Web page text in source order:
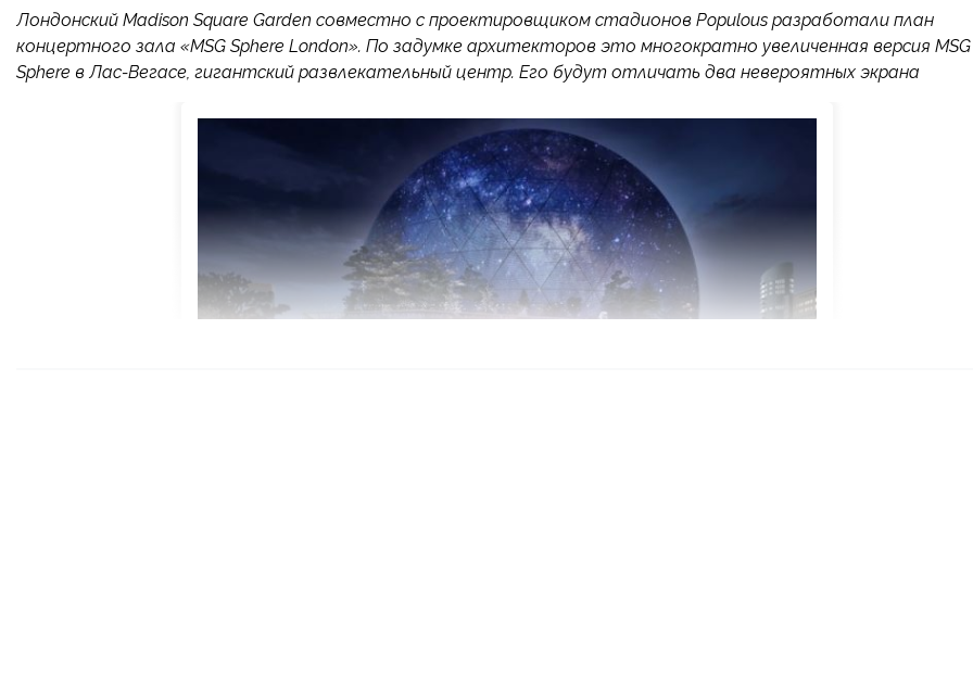
Лондонский Madison Square Garden совместно с проектировщиком стадионов Populous разработали план
концертного зала «MSG Sphere London». По задумке архитекторов это многократно увеличенная версия MSG
Sphere в Лас-Вегасе, гигантский развлекательный центр. Его будут отличать два невероятных экрана